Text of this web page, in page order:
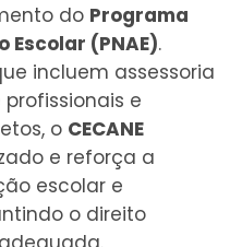
do Programa
(PNAE).
incluem assessoria
e
o CECANE
e reforça a
escolar e
o direito